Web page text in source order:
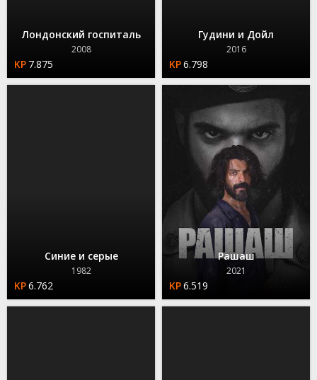
Лондонский госпиталь
2008
7.875
Гудини и Дойл
2016
6.798
Синие и серые
1982
6.762
Рашаш
2021
6.519